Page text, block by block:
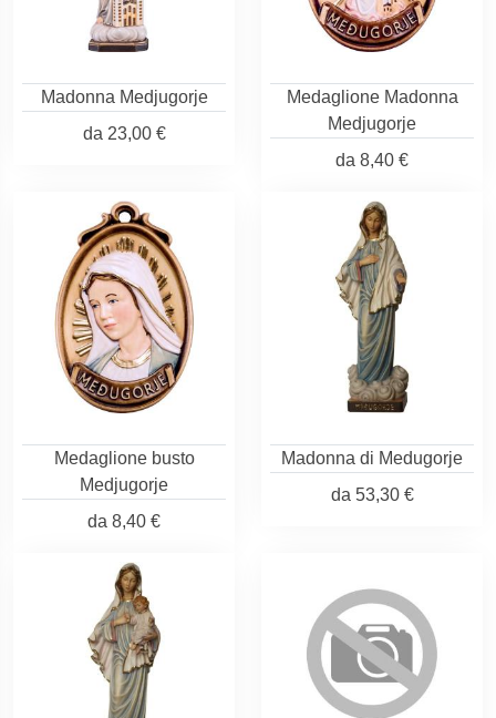
Madonna Medjugorje
da 23,00 €
Medaglione Madonna
Medjugorje
da 8,40 €
Medaglione busto
Medjugorje
da 8,40 €
Madonna di Medugorje
da 53,30 €